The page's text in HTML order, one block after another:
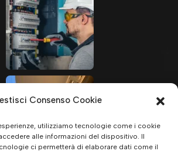
Consenso Cookie
utilizziamo tecnologie come i cookie
alle informazioni del dispositivo. Il
ci permetterà di elaborare dati come il